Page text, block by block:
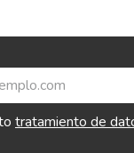
tratamiento de